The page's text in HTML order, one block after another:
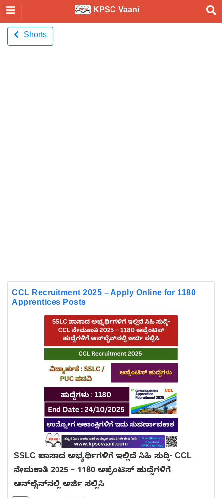
KPSC Vaani
Shorts
CCL Recruitment 2025 – Apply Online for 1180
Apprentices Posts
SSLC ಪಾಸಾದ ಅಭ್ಯರ್ಥಿಗಳಿಗೆ ಇಲ್ಲಿದೆ ಸಿಹಿ ಸುದ್ದಿ- CCL
ನೇಮಕಾತಿ 2025 – 1180 ಅಪ್ರೆಂಟಿಸ್ ಹುದ್ದೆಗಳಿಗೆ
ಆನ್‌ಲೈನ್‌ನಲ್ಲಿ ಅರ್ಜಿ ಸಲ್ಲಿಸಿ